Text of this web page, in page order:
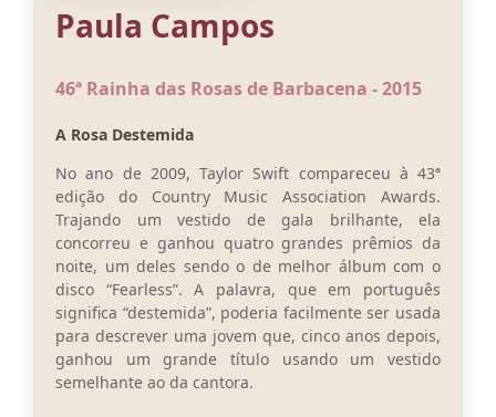
PCA (Planos de Contratações Anuais)
E-SUS
Conta de água (SAS)
Cultura
PNAB 2026 - Ciclo 2
Revistas
Intranet
Plano Diretor e Mobilidade Urbana
Paula Campos
46ª Rainha das Rosas de Barbacena - 2015
A Rosa Destemida
No ano de 2009, Taylor Swift compareceu à 43ª
edição do Country Music Association Awards.
Trajando um vestido de gala brilhante, ela
concorreu e ganhou quatro grandes prêmios da
noite, um deles sendo o de melhor álbum com o
disco “Fearless”. A palavra, que em português
significa “destemida”, poderia facilmente ser usada
para descrever uma jovem que, cinco anos depois,
ganhou um grande título usando um vestido
semelhante ao da cantora.